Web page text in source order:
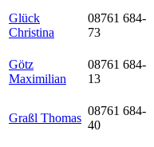
Glück
Christina
08761 684-
73
Götz
Maximilian
08761 684-
13
Graßl Thomas
08761 684-
40